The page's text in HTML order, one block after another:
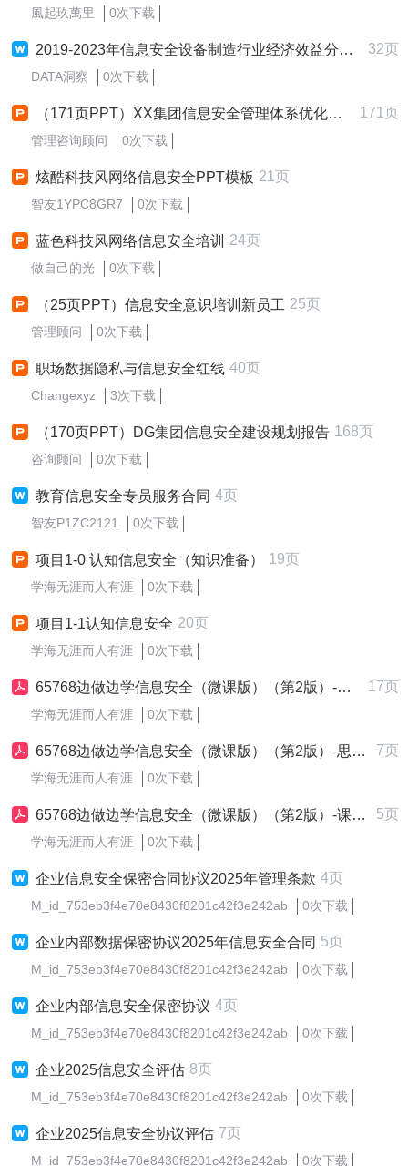
風起玖萬里 0次下载
2019-2023年信息安全设备制造行业经济效益分析研究报告 32页
DATA洞察 0次下载
（171页PPT）XX集团信息安全管理体系优化咨询项目信息安全建设规划报告 171页
管理咨询顾问 0次下载
炫酷科技风网络信息安全PPT模板 21页
智友1YPC8GR7 0次下载
蓝色科技风网络信息安全培训 24页
做自己的光 0次下载
（25页PPT）信息安全意识培训新员工 25页
管理顾问 0次下载
职场数据隐私与信息安全红线 40页
Changexyz 3次下载
（170页PPT）DG集团信息安全建设规划报告 168页
咨询顾问 0次下载
教育信息安全专员服务合同 4页
智友P1ZC2121 0次下载
项目1-0 认知信息安全（知识准备） 19页
学海无涯而人有涯 0次下载
项目1-1认知信息安全 20页
学海无涯而人有涯 0次下载
65768边做边学信息安全（微课版）（第2版）-思考练习（1-8）.pdf 17页
学海无涯而人有涯 0次下载
65768边做边学信息安全（微课版）（第2版）-思考练习答案（1-8）.pdf 7页
学海无涯而人有涯 0次下载
65768边做边学信息安全（微课版）（第2版）-课程标准.pdf 5页
学海无涯而人有涯 0次下载
企业信息安全保密合同协议2025年管理条款 4页
M_id_753eb3f4e70e8430f8201c42f3e242ab 0次下载
企业内部数据保密协议2025年信息安全合同 5页
M_id_753eb3f4e70e8430f8201c42f3e242ab 0次下载
企业内部信息安全保密协议 4页
M_id_753eb3f4e70e8430f8201c42f3e242ab 0次下载
企业2025信息安全评估 8页
M_id_753eb3f4e70e8430f8201c42f3e242ab 0次下载
企业2025信息安全协议评估 7页
M_id_753eb3f4e70e8430f8201c42f3e242ab 0次下载